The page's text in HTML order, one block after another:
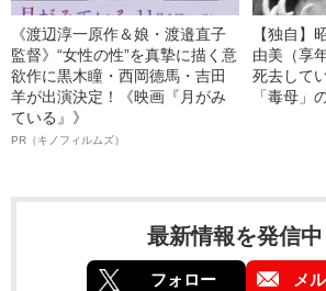
《渡辺淳一原作＆娘・渡邉直子
監督》“女性の性”を真摯に描く意
欲作に黒木瞳・西岡德馬・吉田
羊が出演決定！《映画『月がみ
ている』》
PR（キノフィルムズ）
【独自】
由美（享
死去して
「毒母」
最新情報を発信中
フォロー メ